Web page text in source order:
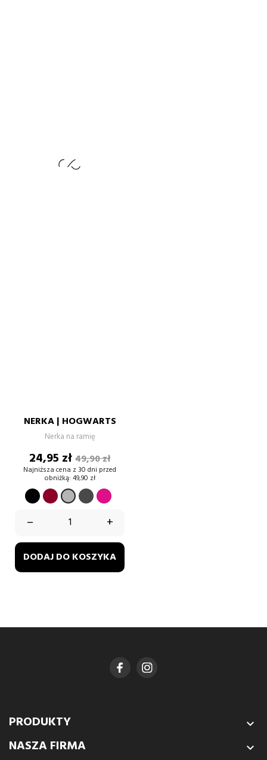
NERKA | HOGWARTS
Nerka na ramię
Cena
24,95 złCena
podstawowa
49,90 zł
Najniższa cena z 30 dni przed
obniżką: 49,90 zł
CZARNYBORDOWY
SZARYGRAFITFUKSJA
– +
DODAJ DO KOSZYKA
PRODUKTY 
NASZA FIRMA 